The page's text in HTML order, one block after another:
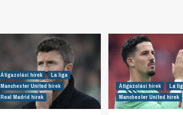
Átigazolási hírek
La liga
Manchester United hírek
Real Madrid hírek
Átigazolási hírek
La
Manchester United hírek